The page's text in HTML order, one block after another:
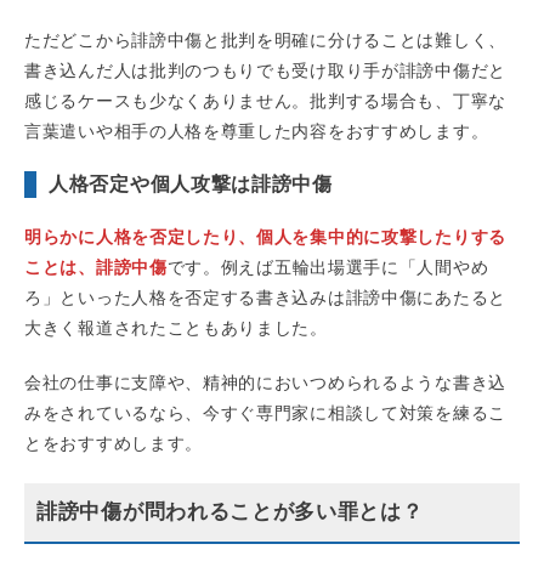
ただどこから誹謗中傷と批判を明確に分けることは難しく、
書き込んだ人は批判のつもりでも受け取り手が誹謗中傷だと
感じるケースも少なくありません。批判する場合も、丁寧な
言葉遣いや相手の人格を尊重した内容をおすすめします。
人格否定や個人攻撃は誹謗中傷
明らかに人格を否定したり、個人を集中的に攻撃したりする
ことは、誹謗中傷です。例えば五輪出場選手に「人間やめ
ろ」といった人格を否定する書き込みは誹謗中傷にあたると
大きく報道されたこともありました。
会社の仕事に支障や、精神的においつめられるような書き込
みをされているなら、今すぐ専門家に相談して対策を練るこ
とをおすすめします。
誹謗中傷が問われることが多い罪とは？